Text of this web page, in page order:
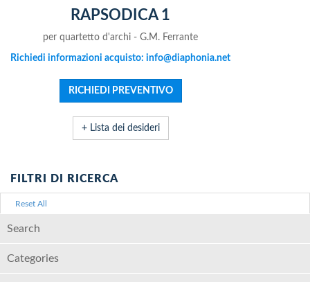
RAPSODICA 1
per quartetto d'archi - G.M. Ferrante
Richiedi informazioni acquisto: info@diaphonia.net
+ Lista dei desideri
FILTRI DI RICERCA
Reset All
Search
Categories